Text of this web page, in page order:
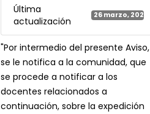
Última
actualización
26 marzo, 2021
"Por intermedio del presente Aviso,
se le notifica a la comunidad, que
se procede a notificar a los
docentes relacionados a
continuación, sobre la expedición